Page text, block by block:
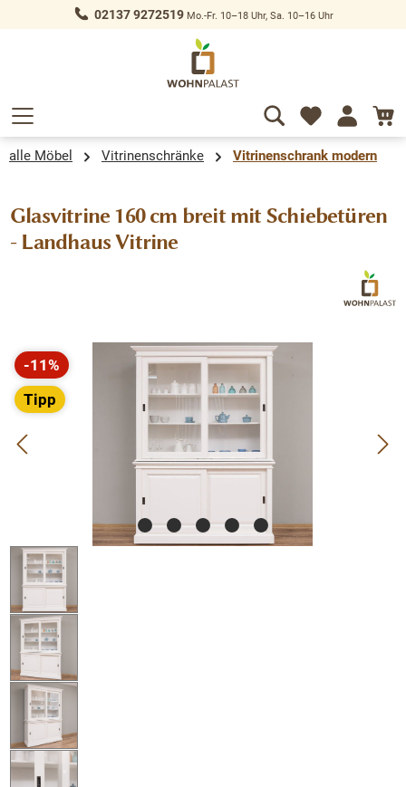
springen 02137 9272519Mo.-Fr. 10–18 Uhr, Sa. 10–16 Uhr
alle Möbel Vitrinenschränke Vitrinenschrank modern
Glasvitrine 160 cm breit mit Schiebetüren
- Landhaus Vitrine
Bildergalerie überspringen
-11%
Rabatt
Tipp